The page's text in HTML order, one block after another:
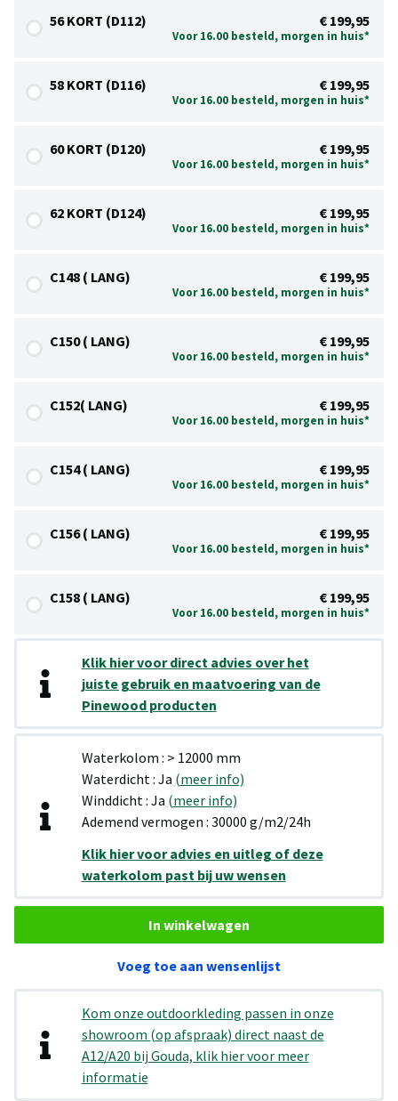
56 KORT (D112) € 199,95
Voor 16.00 besteld, morgen in huis*
58 KORT (D116) € 199,95
Voor 16.00 besteld, morgen in huis*
60 KORT (D120) € 199,95
Voor 16.00 besteld, morgen in huis*
62 KORT (D124) € 199,95
Voor 16.00 besteld, morgen in huis*
C148 ( LANG) € 199,95
Voor 16.00 besteld, morgen in huis*
C150 ( LANG) € 199,95
Voor 16.00 besteld, morgen in huis*
C152( LANG) € 199,95
Voor 16.00 besteld, morgen in huis*
C154 ( LANG) € 199,95
Voor 16.00 besteld, morgen in huis*
C156 ( LANG) € 199,95
Voor 16.00 besteld, morgen in huis*
C158 ( LANG) € 199,95
Voor 16.00 besteld, morgen in huis*
Klik hier voor direct advies over het
juiste gebruik en maatvoering van de
Pinewood producten
Waterkolom : > 12000 mm
Waterdicht : Ja (meer info)
Winddicht : Ja (meer info)
Ademend vermogen : 30000 g/m2/24h
Klik hier voor advies en uitleg of deze
waterkolom past bij uw wensen
In winkelwagen
Voeg toe aan wensenlijst
Kom onze outdoorkleding passen in onze
showroom (op afspraak) direct naast de
A12/A20 bij Gouda, klik hier voor meer
informatie